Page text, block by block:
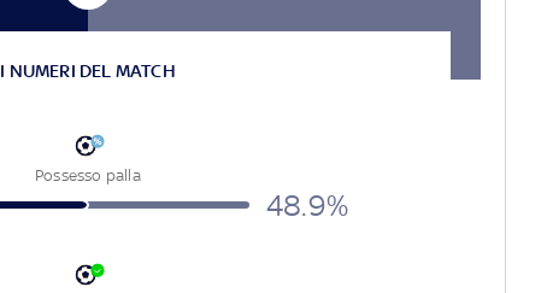
I NUMERI DEL MATCH
Possesso palla
48.9%